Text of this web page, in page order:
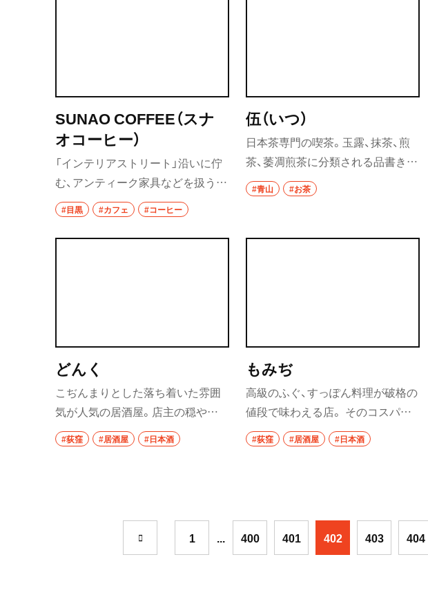
要町
保谷・東久留米・清瀬・
秋津
成城学園前
東京駅・丸の内・八重洲
東京駅
八重洲
汐留
レストラン
中華
餃子
そば・うどん
パン
サンドイッチ
SUNAO COFFEE（スナ
オコーヒー）
「インテリアストリート」沿いに佇
む、アンティーク家具などを扱う
「Point No.39」内の小さなカフェス
ペース。一杯ごとに豆を挽き、ハン
ドドリップで提供している。
#目黒 #カフェ #コーヒー
伍（いつ）
日本茶専門の喫茶。玉露、抹茶、煎
茶、萎凋煎茶に分類される品書きは
10数種類と、実にシンプル。
#青山 #お茶
どんく
こぢんまりとした落ち着いた雰囲
気が人気の居酒屋。店主の穏やか
な接客で、常連客も多い。厳選され
た酒をはじめ、幅広い料理が味わえ
#荻窪 #居酒屋 #日本酒
もみぢ
高級のふぐ、すっぽん料理が破格の
値段で味わえる店。 そのコスパの
良さから、遠方からも客が訪れる。
刺身用にさばいたふぐの骨をじっ
#荻窪 #居酒屋 #日本酒
1 ... 400 401 402 403 404